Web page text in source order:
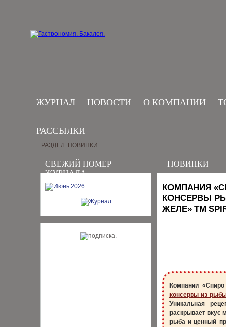
ЖУРНАЛ НОВОСТИ О КОМПАНИИ
РАССЫЛКИ
СВЕЖИЙ НОМЕР
ЖУРНАЛА
РАЗДЕЛ: НОВИНКИ
НОВИНКИ
КОМПАНИЯ
КОНСЕРВЫ
ЖЕЛЕ» ТМ
Компании
консервы из
Уникальная
раскрывает вкус
рыба и ценный